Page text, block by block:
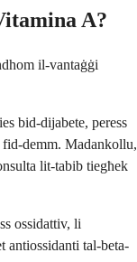
A?
il-vantaġġi
bid-dijabete, peress
demm. Madankollu,
lit-tabib tiegħek
ossidattiv, li
antiossidanti tal-beta-